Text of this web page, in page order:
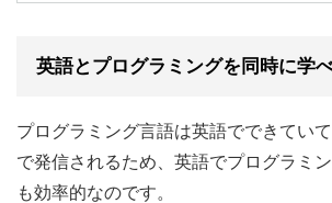
英語とプログラミングを同時に学
プログラミング言語は英語でできてい
で発信されるため、英語でプログラミ
も効率的なのです。